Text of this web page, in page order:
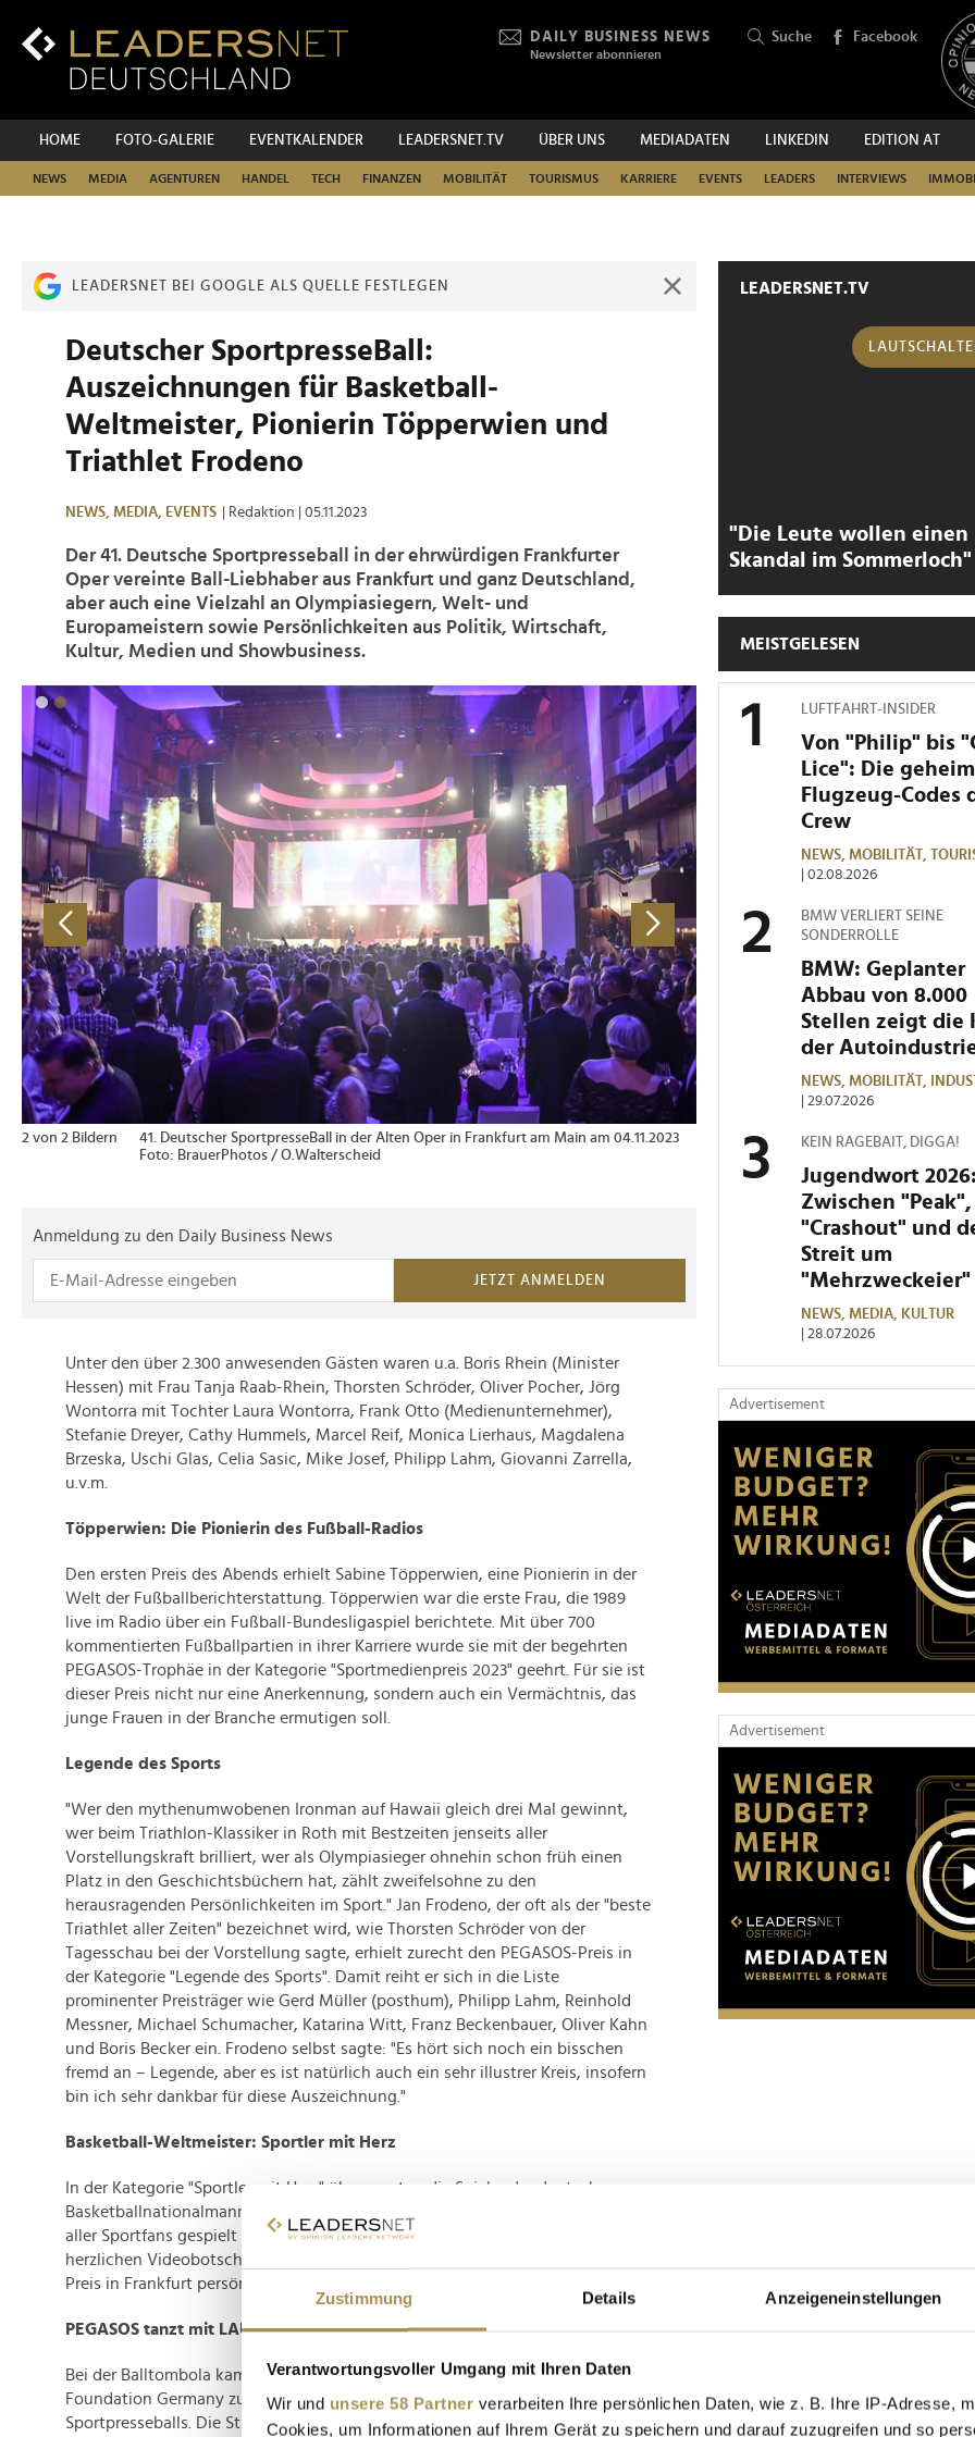
Zustimmung Details Anzeigeneinstellungen
Verantwortungsvoller Umgang mit Ihren Daten
Wir und unsere 58 Partner verarbeiten Ihre persönlichen Daten, wie z. B. Ihre IP-Adresse,
Cookies, um Informationen auf Ihrem Gerät zu speichern und darauf zuzugreifen und so
Inhalt
DAILY BUSINESS NEWS
Newsletter abonnieren
Suche Facebook
HOME FOTO-GALERIE EVENTKALENDER LEADERSNET.TV ÜBER UNS MEDIADATEN LINKEDIN EDITION AT
NEWS MEDIA AGENTUREN HANDEL TECH FINANZEN MOBILITÄT TOURISMUS KARRIERE EVENTS LEADERS INTERVIEWS
SUCHEN
LEADERSNET BEI GOOGLE ALS QUELLE FESTLEGEN
Deutscher SportpresseBall:
Auszeichnungen für Basketball-
Weltmeister, Pionierin Töpperwien und
Triathlet Frodeno
NEWS, MEDIA, EVENTS | Redaktion | 05.11.2023
Der 41. Deutsche Sportpresseball in der ehrwürdigen Frankfurter
Oper vereinte Ball-Liebhaber aus Frankfurt und ganz Deutschland,
aber auch eine Vielzahl an Olympiasiegern, Welt- und
Europameistern sowie Persönlichkeiten aus Politik, Wirtschaft,
Kultur, Medien und Showbusiness.
2 von 2 Bildern
41. Deutscher SportpresseBall in der Alten Oper in Frankfurt am Main am 04.11.2023
Foto: BrauerPhotos / O.Walterscheid
1 von 2 Bildern
Legende des Sports
Anmeldung zu den Daily Business News
JETZT ANMELDEN
Unter den über 2.300 anwesenden Gästen waren u.a. Boris Rhein (Minister
Hessen) mit Frau Tanja Raab-Rhein, Thorsten Schröder, Oliver Pocher, Jörg
Wontorra mit Tochter Laura Wontorra, Frank Otto (Medienunternehmer),
Stefanie Dreyer, Cathy Hummels, Marcel Reif, Monica Lierhaus, Magdalena
Brzeska, Uschi Glas, Celia Sasic, Mike Josef, Philipp Lahm, Giovanni Zarrella,
u.v.m.
Töpperwien: Die Pionierin des Fußball-Radios
Den ersten Preis des Abends erhielt Sabine Töpperwien, eine Pionierin in der
Welt der Fußballberichterstattung. Töpperwien war die erste Frau, die 1989
live im Radio über ein Fußball-Bundesligaspiel berichtete. Mit über 700
kommentierten Fußballpartien in ihrer Karriere wurde sie mit der begehrten
PEGASOS-Trophäe in der Kategorie "Sportmedienpreis 2023" geehrt. Für sie ist
dieser Preis nicht nur eine Anerkennung, sondern auch ein Vermächtnis, das
junge Frauen in der Branche ermutigen soll.
Legende des Sports
"Wer den mythenumwobenen Ironman auf Hawaii gleich drei Mal gewinnt,
wer beim Triathlon-Klassiker in Roth mit Bestzeiten jenseits aller
Vorstellungskraft brilliert, wer als Olympiasieger ohnehin schon früh einen
Platz in den Geschichtsbüchern hat, zählt zweifelsohne zu den
herausragenden Persönlichkeiten im Sport." Jan Frodeno, der oft als der "beste
Triathlet aller Zeiten" bezeichnet wird, wie Thorsten Schröder von der
Tagesschau bei der Vorstellung sagte, erhielt zurecht den PEGASOS-Preis in
der Kategorie "Legende des Sports". Damit reiht er sich in die Liste
prominenter Preisträger wie Gerd Müller (posthum), Philipp Lahm, Reinhold
Messner, Michael Schumacher, Katarina Witt, Franz Beckenbauer, Oliver Kahn
und Boris Becker ein. Frodeno selbst sagte: "Es hört sich noch ein bisschen
fremd an – Legende, aber es ist natürlich auch ein sehr illustrer Kreis, insofern
bin ich sehr dankbar für diese Auszeichnung."
Basketball-Weltmeister: Sportler mit Herz
In der Kategorie "Sportler mit Herz" überzeugten die Spieler der deutschen
Basketballnationalmannschaft, die sich mit großer Leidenschaft in die Herzen
aller Sportfans gespielt haben. Dennis Schröder bedankte sich in einer
herzlichen Videobotschaft, während Weltmeistertrainer Gordon Herbert den
Preis in Frankfurt persönlich entgegennahm.
PEGASOS tanzt mit LAUREUS
Bei der Balltombola kamen 40.000 Euro zugunsten der Laureus Sport for Good
Foundation Germany zusammen, dem neuen Charity-Partner des
Sportpresseballs. Die Stiftung, repräsentiert von der deutschen Tennisspielerin
LEADERSNET.TV
"Die Leute wollen einen
Skandal im Sommerloch"
MEISTGELESEN
LUFTFAHRT-INSIDER
Von "Philip" bis
Lice": Die
Flugzeug-Codes
Crew
NEWS, MOBILITÄT,
| 02.08.2026
BMW VERLIERT SEINE
SONDERROLLE
BMW: Geplanter
Abbau von 8.000
Stellen zeigt die
der
NEWS, MOBILITÄT,
| 29.07.2026
KEIN RAGEBAIT, DIGGA!
Jugendwort 2026:
Zwischen "Peak",
"Crashout" und
Streit um
"Mehrzweckeier"
NEWS, MEDIA,
KULTUR
| 28.07.2026
Advertisement
Advertisement